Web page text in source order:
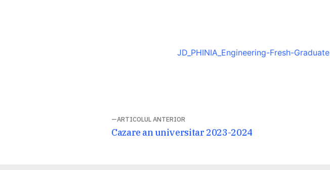
JD_PHINIA_Engineering-Fresh-Graduate
ARTICOLUL ANTERIOR
Articolul
Cazare an universitar 2023-2024